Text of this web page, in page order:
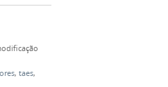
, taes,